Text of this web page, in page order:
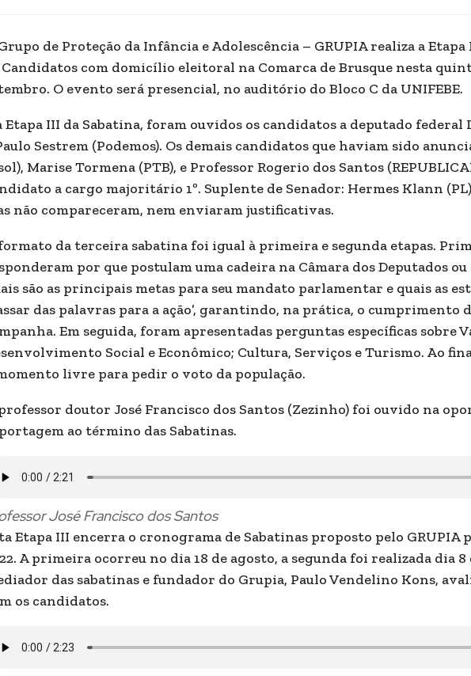
de Proteção da Infância e Adolescência – GRUPIA realiza a
Candidatos com domicílio eleitoral na Comarca de Brusque nesta
O evento será presencial, no auditório do Bloco C da UNIFEBE.
Etapa III da Sabatina, foram ouvidos os candidatos a deputado federal
Sestrem (Podemos). Os demais candidatos que haviam sido
Marise Tormena (PTB), e Professor Rogerio dos Santos
a cargo majoritário 1º. Suplente de Senador: Hermes Klann
não compareceram, nem enviaram justificativas.
da terceira sabatina foi igual à primeira e segunda etapas.
por que postulam uma cadeira na Câmara dos Deputados
são as principais metas para seu mandato parlamentar e quais as
das palavras para a ação’, garantindo, na prática, o cumprimento
Em seguida, foram apresentadas perguntas específicas sobre
Social e Econômico; Cultura, Serviços e Turismo. Ao
livre para pedir o voto da população.
doutor José Francisco dos Santos (Zezinho) foi ouvido na
ao término das Sabatinas.
José Francisco dos Santos
Etapa III encerra o cronograma de Sabatinas proposto pelo GRUPIA
A primeira ocorreu no dia 18 de agosto, a segunda foi realizada dia 8
das sabatinas e fundador do Grupia, Paulo Vendelino Kons,
os candidatos.